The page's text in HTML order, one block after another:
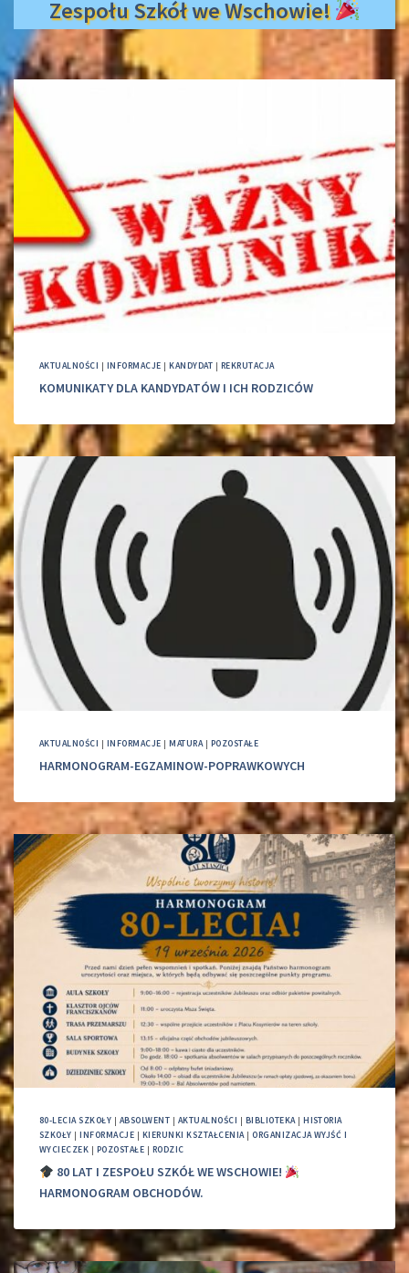
Zespołu Szkół we Wschowie!
AKTUALNOŚCI | INFORMACJE |KANDYDAT | REKRUTACJA
KOMUNIKATY DLA KANDYDATÓW I ICH RODZICÓW
AKTUALNOŚCI | INFORMACJE |MATURA| POZOSTAŁE
HARMONOGRAM-EGZAMINOW-POPRAWKOWYCH
80-LECIA SZKOŁY | ABSOLWENT | AKTUALNOŚCI | BIBLIOTEKA|HISTORIA
SZKOŁY |INFORMACJE | KIERUNKI KSZTAŁCENIA|ORGANIZACJA WYJŚĆ I
WYCIECZEK | POZOSTAŁE | RODZIC
80 LAT I ZESPOŁU SZKÓŁ WE WSCHOWIE!
HARMONOGRAM OBCHODÓW.